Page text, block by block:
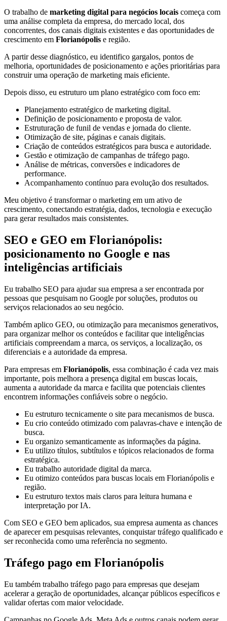
O trabalho de marketing digital para negócios locais começa com
uma análise completa da empresa, do mercado local, dos
concorrentes, dos canais digitais existentes e das oportunidades de
crescimento em Florianópolis e região.
A partir desse diagnóstico, eu identifico gargalos, pontos de
melhoria, oportunidades de posicionamento e ações prioritárias para
construir uma operação de marketing mais eficiente.
Depois disso, eu estruturo um plano estratégico com foco em:
Planejamento estratégico de marketing digital.
Definição de posicionamento e proposta de valor.
Estruturação de funil de vendas e jornada do cliente.
Otimização de site, páginas e canais digitais.
Criação de conteúdos estratégicos para busca e autoridade.
Gestão e otimização de campanhas de tráfego pago.
Análise de métricas, conversões e indicadores de
performance.
Acompanhamento contínuo para evolução dos resultados.
Meu objetivo é transformar o marketing em um ativo de
crescimento, conectando estratégia, dados, tecnologia e execução
para gerar resultados mais consistentes.
SEO e GEO em Florianópolis:
posicionamento no Google e nas
inteligências artificiais
Eu trabalho SEO para ajudar sua empresa a ser encontrada por
pessoas que pesquisam no Google por soluções, produtos ou
serviços relacionados ao seu negócio.
Também aplico GEO, ou otimização para mecanismos generativos,
para organizar melhor os conteúdos e facilitar que inteligências
artificiais compreendam a marca, os serviços, a localização, os
diferenciais e a autoridade da empresa.
Para empresas em Florianópolis, essa combinação é cada vez mais
importante, pois melhora a presença digital em buscas locais,
aumenta a autoridade da marca e facilita que potenciais clientes
encontrem informações confiáveis sobre o negócio.
Eu estruturo tecnicamente o site para mecanismos de busca.
Eu crio conteúdo otimizado com palavras-chave e intenção de
busca.
Eu organizo semanticamente as informações da página.
Eu utilizo títulos, subtítulos e tópicos relacionados de forma
estratégica.
Eu trabalho autoridade digital da marca.
Eu otimizo conteúdos para buscas locais em Florianópolis e
região.
Eu estruturo textos mais claros para leitura humana e
interpretação por IA.
Com SEO e GEO bem aplicados, sua empresa aumenta as chances
de aparecer em pesquisas relevantes, conquistar tráfego qualificado e
ser reconhecida como uma referência no segmento.
Tráfego pago em Florianópolis
Eu também trabalho tráfego pago para empresas que desejam
acelerar a geração de oportunidades, alcançar públicos específicos e
validar ofertas com maior velocidade.